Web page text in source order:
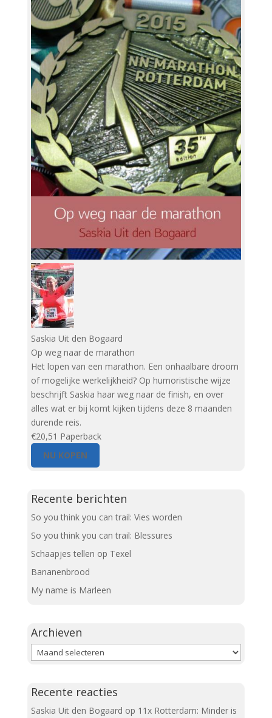
Saskia Uit den Bogaard
Op weg naar de marathon
Het lopen van een marathon. Een onhaalbare droom
of mogelijke werkelijkheid? Op humoristische wijze
beschrijft Saskia haar weg naar de finish, en over
alles wat er bij komt kijken tijdens deze 8 maanden
durende reis.
€20,51 Paperback
NU KOPEN
Recente berichten
So you think you can trail: Vies worden
So you think you can trail: Blessures
Schaapjes tellen op Texel
Bananenbrood
My name is Marleen
Archieven
Archieven
Recente reacties
Saskia Uit den Bogaard op 11x Rotterdam: Minder is